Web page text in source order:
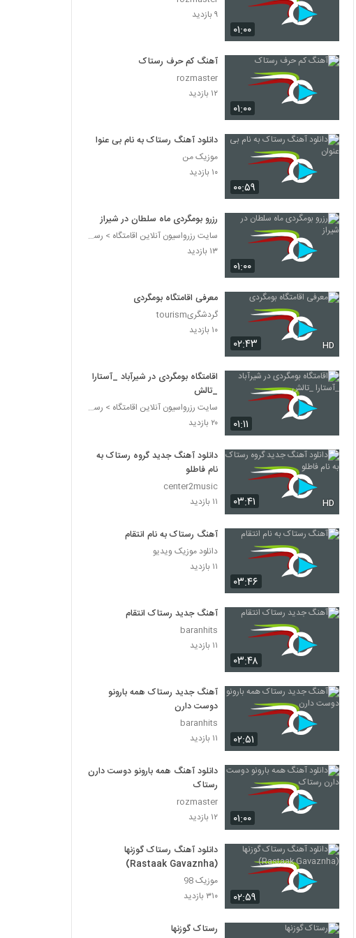
۰۱:۰۰
۹ بازدید
۰۱:۰۰
آهنگ کم حرف رستاک
rozmaster
۱۲ بازدید
۰۰:۵۹
دانلود آهنگ رستاک به نام بی عنوان
موزیک من
۱۰ بازدید
۰۱:۰۰
رزرو بومگردی ماه سلطان در شیراز
سایت رزرواسیون آنلاین اقامتگاه > رستاک هوم
۱۳ بازدید
۰۲:۴۳ HD
معرفی اقامتگاه بومگردی
گردشگریtourism
۱۰ بازدید
۰۱:۱۱
اقامتگاه بومگردی در شیرآباد _آستارا
_تالش
سایت رزرواسیون آنلاین اقامتگاه > رستاک هوم
۲۰ بازدید
۰۳:۴۱ HD
دانلود آهنگ جدید گروه رستاک به
نام فاطلو
center2music
۱۱ بازدید
۰۳:۴۶
آهنگ رستاک به نام انتقام
دانلود موزیک ویدیو
۱۱ بازدید
۰۳:۴۸
آهنگ جدید رستاک انتقام
baranhits
۱۱ بازدید
۰۲:۵۱
آهنگ جدید رستاک همه بارونو
دوست دارن
baranhits
۱۱ بازدید
۰۱:۰۰
دانلود آهنگ همه بارونو دوست دارن
رستاک
rozmaster
۱۲ بازدید
۰۲:۵۹
دانلود آهنگ رستاک گوزنها
(Rastaak Gavaznha)
موزیک 98
۳۱۰ بازدید
رستاک گوزنها